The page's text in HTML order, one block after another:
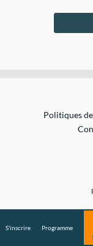
Politiques
S'inscrire
Programme